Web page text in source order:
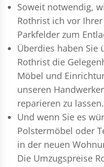
Soweit notwendig,
Rothrist ich vor
Parkfelder zum
Überdies haben Sie
Rothrist die
Möbel und
unseren
reparieren zu lassen.
Und wenn Sie es
Polstermöbel oder
in der neuen
Die Umzugspreise